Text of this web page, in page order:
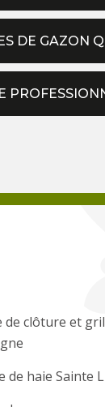
DE GAZON
de clôture et
de haie Sainte